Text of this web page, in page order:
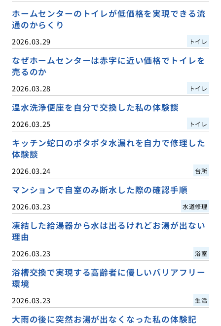
ホームセンターのトイレが低価格を実現できる流
通のからくり
2026.03.29 トイレ
なぜホームセンターは赤字に近い価格でトイレを
売るのか
2026.03.28 トイレ
温水洗浄便座を自分で交換した私の体験談
2026.03.25 トイレ
キッチン蛇口のポタポタ水漏れを自力で修理した
体験談
2026.03.24 台所
マンションで自室のみ断水した際の確認手順
2026.03.23 水道修理
凍結した給湯器から水は出るけれどお湯が出ない
理由
2026.03.23 浴室
浴槽交換で実現する高齢者に優しいバリアフリー
環境
2026.03.23 生活
大雨の後に突然お湯が出なくなった私の体験記